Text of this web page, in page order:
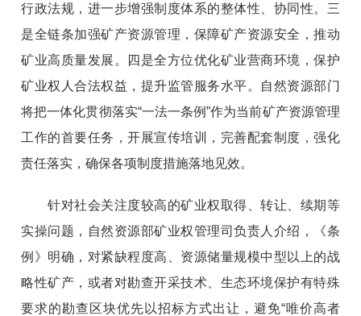
行政法规，进一步增强制度体系的整体性、协同性。三
是全链条加强矿产资源管理，保障矿产资源安全，推动
矿业高质量发展。四是全方位优化矿业营商环境，保护
矿业权人合法权益，提升监管服务水平。自然资源部门
将把一体化贯彻落实“一法一条例”作为当前矿产资源管理
工作的首要任务，开展宣传培训，完善配套制度，强化
责任落实，确保各项制度措施落地见效。
针对社会关注度较高的矿业权取得、转让、续期等
实操问题，自然资源部矿业权管理司负责人介绍，《条
例》明确，对紧缺程度高、资源储量规模中型以上的战
略性矿产，或者对勘查开采技术、生态环境保护有特殊
要求的勘查区块优先以招标方式出让，避免“唯价高者